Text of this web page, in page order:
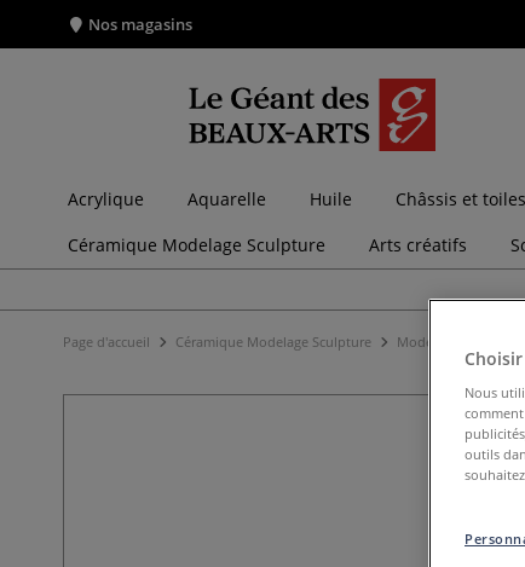
Nos magasins
Acrylique Aquarelle Huile Châssis et toiles
Céramique Modelage Sculpture
Arts créatifs
Page d'accueil Céramique Modelage Sculpture Modelage
Nous
outils